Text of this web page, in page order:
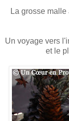
La grosse
Un voyage vers
et le